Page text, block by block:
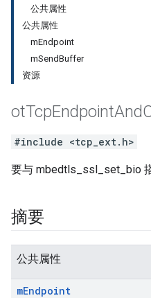
公共属性
公共属性
mEndpoint
mSendBuffer
资源
otTcpEndpointAnd
#include <tcp_ext.h>
要与 mbedtls_ssl_set_bio
摘要
公共属性
mEndpoint